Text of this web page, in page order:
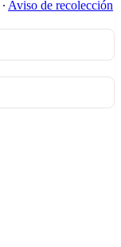
∙ Aviso de recolección